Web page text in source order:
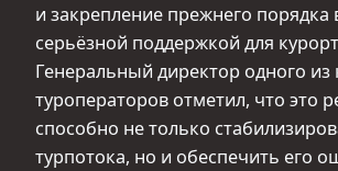
и закрепление прежнего порядка
серьёзной поддержкой для
Генеральный директор одного из
туроператоров отметил, что это
способно не только
турпотока, но и обеспечить его